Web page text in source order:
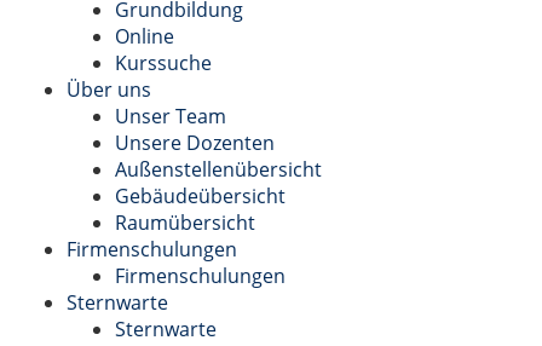
Grundbildung
Online
Kurssuche
Über uns
Unser Team
Unsere Dozenten
Außenstellenübersicht
Gebäudeübersicht
Raumübersicht
Firmenschulungen
Firmenschulungen
Sternwarte
Sternwarte